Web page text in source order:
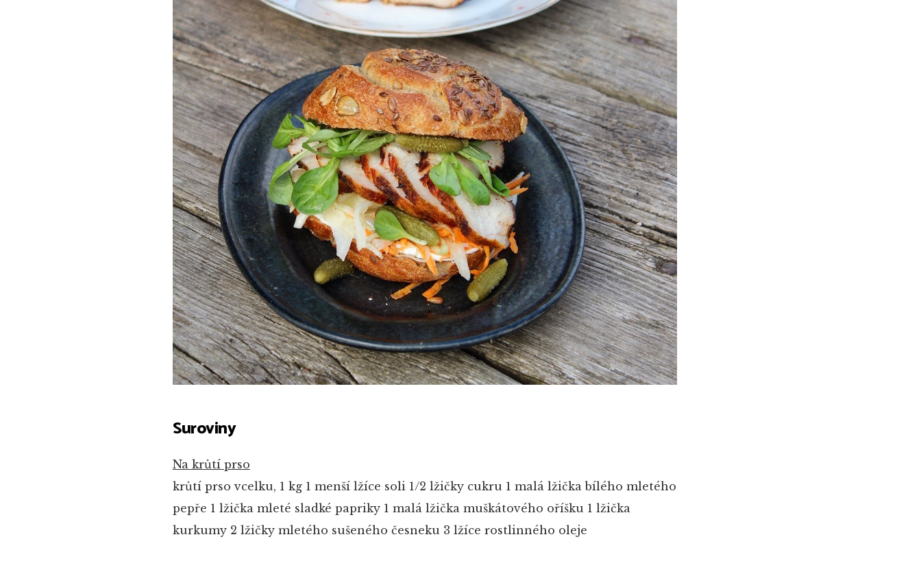
Suroviny
Na krůtí prso
krůtí prso vcelku, 1 kg 1 menší lžíce soli 1/2 lžičky cukru 1 malá lžička bílého mletého
pepře 1 lžička mleté sladké papriky 1 malá lžička muškátového oříšku 1 lžička
kurkumy 2 lžičky mletého sušeného česneku 3 lžíce rostlinného oleje